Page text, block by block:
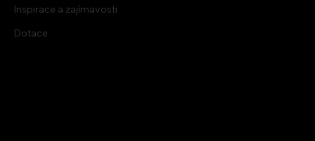
Inspirace a zajímavosti
Dotace